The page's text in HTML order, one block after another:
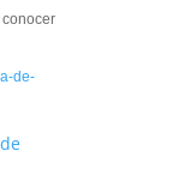
de-